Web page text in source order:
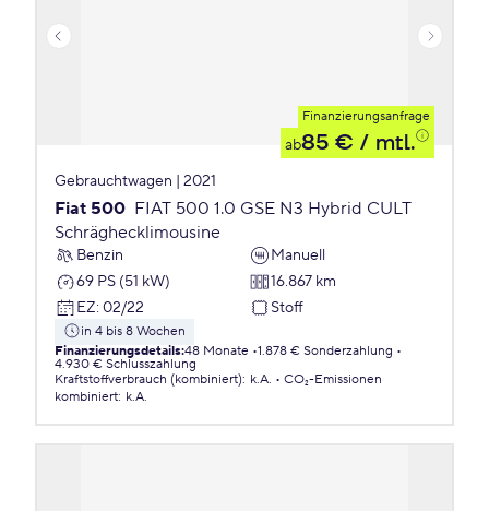
Finanzierungsanfrage
ab85 € / mtl.
Gebrauchtwagen | 2021
Fiat 500 FIAT 500 1.0 GSE N3 Hybrid CULT
Schräghecklimousine
Benzin
Manuell
69 PS (51 kW)
16.867 km
EZ: 02/22 Stoff
in 4 bis 8 Wochen
Finanzierungsdetails:48 Monate 1.878 € Sonderzahlung
4.930 € Schlusszahlung
Kraftstoffverbrauch (kombiniert): k.A.
CO₂-Emissionen
kombiniert: k.A.